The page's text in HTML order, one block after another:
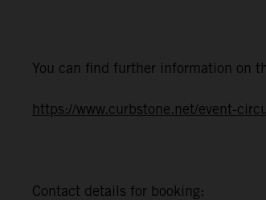
You can find further information on
https://www.curbstone.net/event-
Contact details for booking: